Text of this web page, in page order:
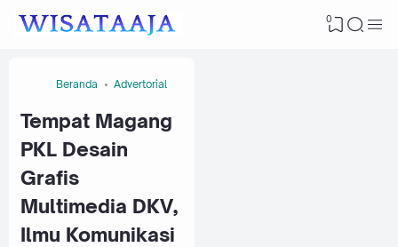
0
Beranda Advertorial
Tempat Magang
PKL Desain
Grafis
Multimedia DKV,
Ilmu Komunikasi